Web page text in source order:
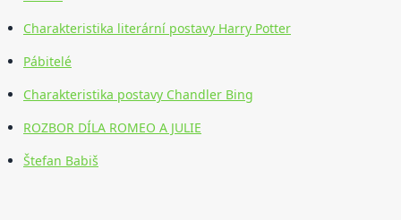
Charakteristika literární postavy Harry Potter
Pábitelé
Charakteristika postavy Chandler Bing
ROZBOR DÍLA ROMEO A JULIE
Štefan Babiš